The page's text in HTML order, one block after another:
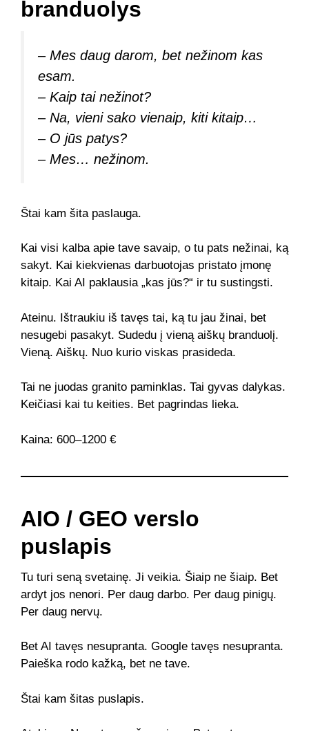
branduolys
– Mes daug darom, bet nežinom kas
esam.
– Kaip tai nežinot?
– Na, vieni sako vienaip, kiti kitaip…
– O jūs patys?
– Mes… nežinom.
Štai kam šita paslauga.
Kai visi kalba apie tave savaip, o tu pats nežinai, ką
sakyt. Kai kiekvienas darbuotojas pristato įmonę
kitaip. Kai AI paklausia „kas jūs?“ ir tu sustingsti.
Ateinu. Ištraukiu iš tavęs tai, ką tu jau žinai, bet
nesugebi pasakyt. Sudedu į vieną aiškų branduolį.
Vieną. Aiškų. Nuo kurio viskas prasideda.
Tai ne juodas granito paminklas. Tai gyvas dalykas.
Keičiasi kai tu keities. Bet pagrindas lieka.
Kaina: 600–1200 €
AIO / GEO verslo
puslapis
Tu turi seną svetainę. Ji veikia. Šiaip ne šiaip. Bet
ardyt jos nenori. Per daug darbo. Per daug pinigų.
Per daug nervų.
Bet AI tavęs nesupranta. Google tavęs nesupranta.
Paieška rodo kažką, bet ne tave.
Štai kam šitas puslapis.